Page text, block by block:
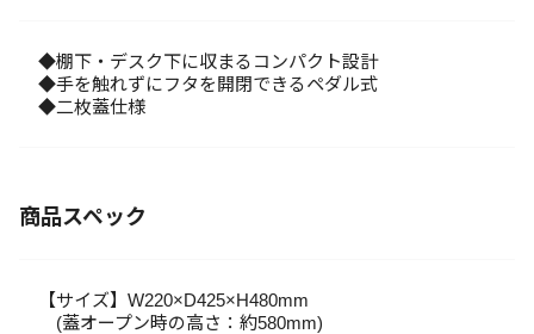
◆棚下・デスク下に収まるコンパクト設計
◆手を触れずにフタを開閉できるペダル式
◆二枚蓋仕様
商品スペック
【サイズ】W220×D425×H480mm
(蓋オープン時の高さ：約580mm)